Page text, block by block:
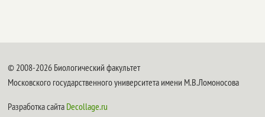
© 2008-2026 Биологический факультет
Московского государственного университета имени М.В.Ломоносова
Разработка сайта Decollage.ru